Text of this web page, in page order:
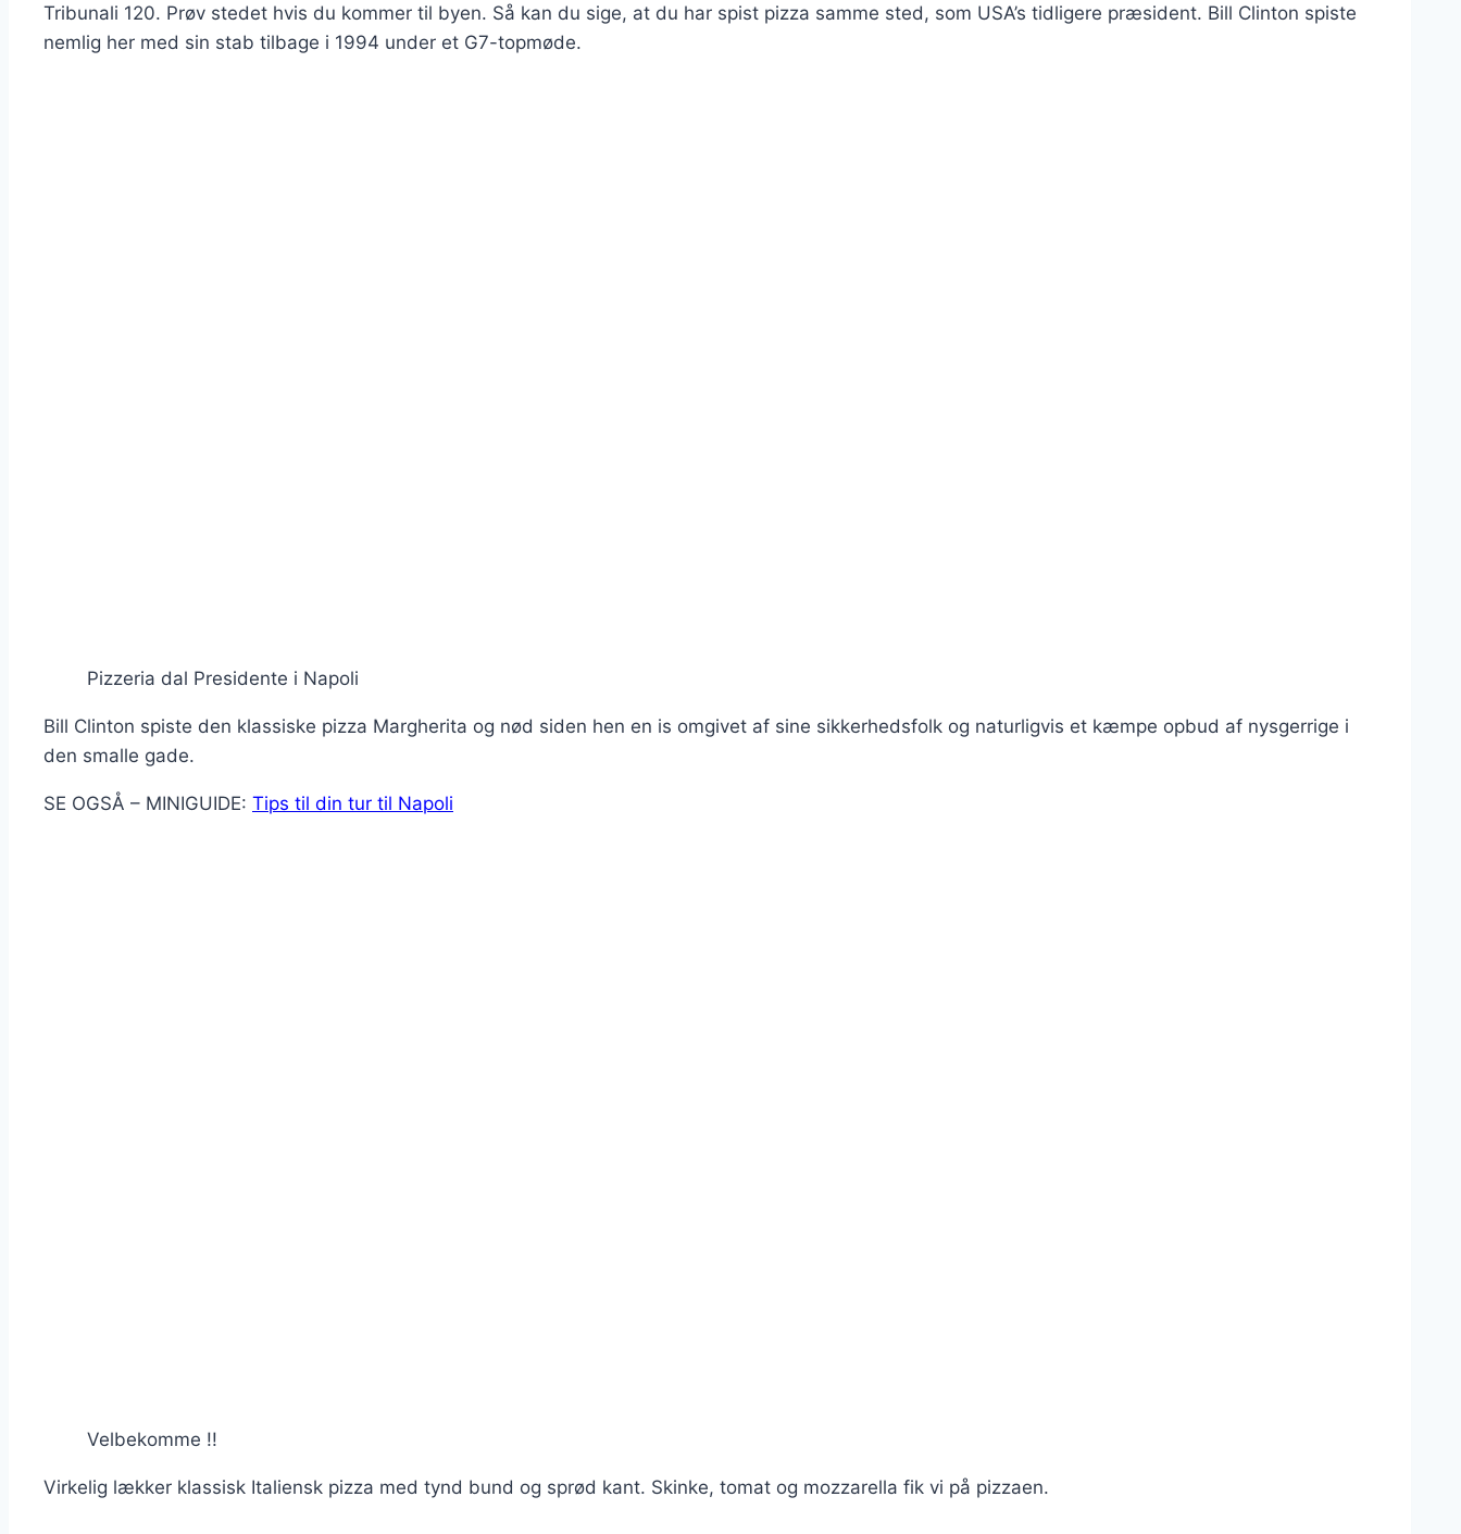
Tribunali 120. Prøv stedet hvis du kommer til byen. Så kan du sige, at du har spist pizza samme sted, som USA’s tidligere præsident. Bill Clinton spiste
nemlig her med sin stab tilbage i 1994 under et G7-topmøde.
Pizzeria dal Presidente i Napoli
Bill Clinton spiste den klassiske pizza Margherita og nød siden hen en is omgivet af sine sikkerhedsfolk og naturligvis et kæmpe opbud af nysgerrige i
den smalle gade.
SE OGSÅ – MINIGUIDE: Tips til din tur til Napoli
Velbekomme !!
Virkelig lækker klassisk Italiensk pizza med tynd bund og sprød kant. Skinke, tomat og mozzarella fik vi på pizzaen.